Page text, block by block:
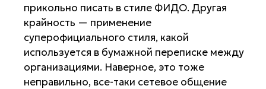
прикольно писать в стиле ФИДО. Другая
крайность — применение
суперофициального стиля, какой
используется в бумажной переписке между
организациями. Наверное, это тоже
неправильно, все-таки сетевое общение